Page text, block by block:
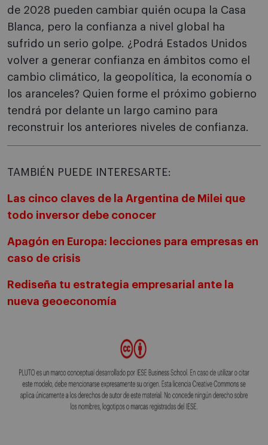
de 2028 pueden cambiar quién ocupa la Casa
Blanca, pero la confianza a nivel global ha
sufrido un serio golpe. ¿Podrá Estados Unidos
volver a generar confianza en ámbitos como el
cambio climático, la geopolítica, la economía o
los aranceles? Quien forme el próximo gobierno
tendrá por delante un largo camino para
reconstruir los anteriores niveles de confianza.
TAMBIÉN PUEDE INTERESARTE:
Las cinco claves de la Argentina de Milei que
todo inversor debe conocer
Apagón en Europa: lecciones para empresas en
caso de crisis
Rediseña tu estrategia empresarial ante la
nueva geoeconomía